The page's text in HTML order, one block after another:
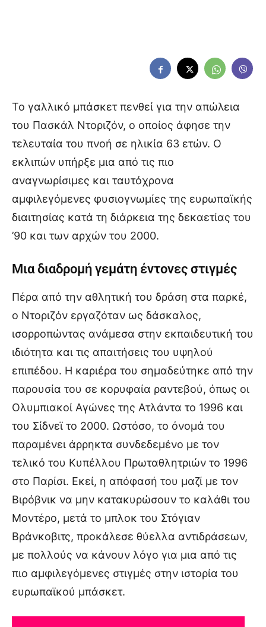
Το γαλλικό μπάσκετ πενθεί για την απώλεια
του Πασκάλ Ντοριζόν, ο οποίος άφησε την
τελευταία του πνοή σε ηλικία 63 ετών. Ο
εκλιπών υπήρξε μια από τις πιο
αναγνωρίσιμες και ταυτόχρονα
αμφιλεγόμενες φυσιογνωμίες της ευρωπαϊκής
διαιτησίας κατά τη διάρκεια της δεκαετίας του
’90 και των αρχών του 2000.
Μια διαδρομή γεμάτη έντονες στιγμές
Πέρα από την αθλητική του δράση στα παρκέ,
ο Ντοριζόν εργαζόταν ως δάσκαλος,
ισορροπώντας ανάμεσα στην εκπαιδευτική του
ιδιότητα και τις απαιτήσεις του υψηλού
επιπέδου. Η καριέρα του σημαδεύτηκε από την
παρουσία του σε κορυφαία ραντεβού, όπως οι
Ολυμπιακοί Αγώνες της Ατλάντα το 1996 και
του Σίδνεϊ το 2000. Ωστόσο, το όνομά του
παραμένει άρρηκτα συνδεδεμένο με τον
τελικό του Κυπέλλου Πρωταθλητριών το 1996
στο Παρίσι. Εκεί, η απόφασή του μαζί με τον
Βιρόβνικ να μην κατακυρώσουν το καλάθι του
Μοντέρο, μετά το μπλοκ του Στόγιαν
Βράνκοβιτς, προκάλεσε θύελλα αντιδράσεων,
με πολλούς να κάνουν λόγο για μια από τις
πιο αμφιλεγόμενες στιγμές στην ιστορία του
ευρωπαϊκού μπάσκετ.